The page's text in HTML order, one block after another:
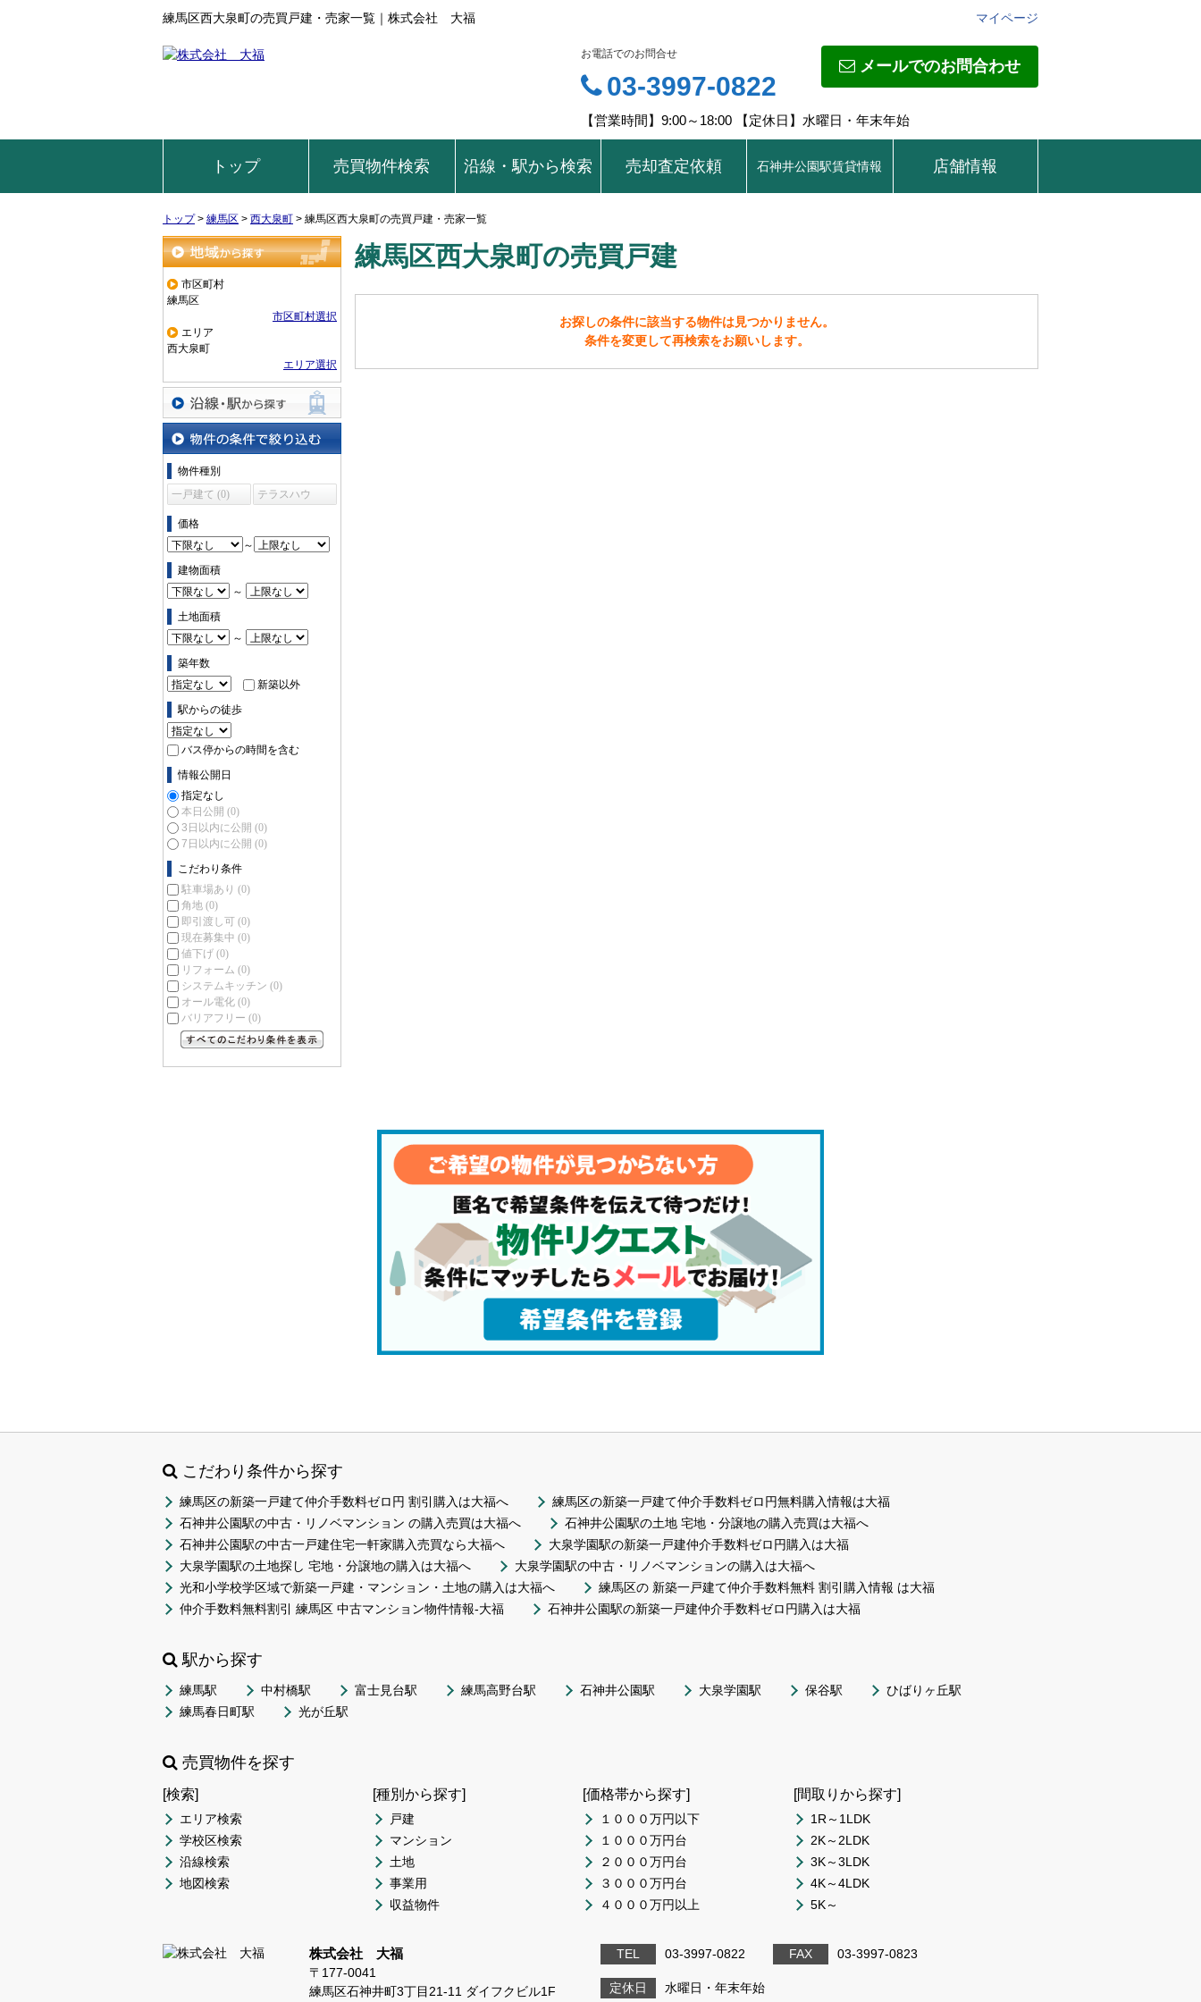
練馬区西大泉町の売買戸建・売家一覧｜株式会社 大福 マイページ
メールでのお問合わせ
お電話でのお問合せ
03-3997-0822
【営業時間】9:00～18:00 【定休日】水曜日・年末年始
トップ 売買物件検索 沿線・駅から検索 売却査定依頼 石神井公園駅賃貸情報 店舗情報
トップ> 練馬区 > 西大泉町 > 練馬区西大泉町の売買戸建・売家一覧
地域から探す
市区町村
練馬区
市区町村選択
エリア
西大泉町
エリア選択
沿線・駅から探す
物件の条件で絞り込む
物件種別
一戸建て (0)
テラスハウ
価格
～
建物面積
～
土地面積
～
築年数
新築以外
駅からの徒歩
バス停からの時間を含む
情報公開日
指定なし
本日公開 (0)
3日以内に公開 (0)
7日以内に公開 (0)
こだわり条件
駐車場あり (0)
角地 (0)
即引渡し可 (0)
現在募集中 (0)
値下げ (0)
リフォーム (0)
システムキッチン (0)
オール電化 (0)
バリアフリー (0)
練馬区西大泉町の売買戸建
お探しの条件に該当する物件は見つかりません。
条件を変更して再検索をお願いします。
こだわり条件から探す
練馬区の新築一戸建て仲介手数料ゼロ円 割引購入は大福へ
練馬区の新築一戸建て仲介手数料ゼロ円無料購入情報は大福
石神井公園駅の中古・リノベマンション の購入売買は大福へ
石神井公園駅の土地 宅地・分譲地の購入売買は大福へ
石神井公園駅の中古一戸建住宅一軒家購入売買なら大福へ
大泉学園駅の新築一戸建仲介手数料ゼロ円購入は大福
大泉学園駅の土地探し 宅地・分譲地の購入は大福へ
大泉学園駅の中古・リノベマンションの購入は大福へ
光和小学校学区域で新築一戸建・マンション・土地の購入は大福へ
練馬区の 新築一戸建て仲介手数料無料 割引購入情報 は大福
仲介手数料無料割引 練馬区 中古マンション物件情報-大福
石神井公園駅の新築一戸建仲介手数料ゼロ円購入は大福
駅から探す
練馬駅 中村橋駅 富士見台駅 練馬高野台駅 石神井公園駅 大泉学園駅 保谷駅
ひばりヶ丘駅
練馬春日町駅
光が丘駅
売買物件を探す
[検索]
エリア検索
学校区検索
沿線検索
地図検索
[種別から探す]
戸建
マンション
土地
事業用
収益物件
[価格帯から探す]
１０００万円以下
１０００万円台
２０００万円台
３０００万円台
４０００万円以上
[間取りから探す]
1R～1LDK
2K～2LDK
3K～3LDK
4K～4LDK
5K～
株式会社 大福
〒177-0041
練馬区石神井町3丁目21-11 ダイフクビル1F
TEL 03-3997-0822 FAX 03-3997-0823
定休日 水曜日・年末年始